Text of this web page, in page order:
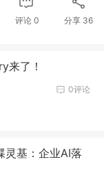
评论 0 分享 36
来了！
0评论
灵基：企业AI落